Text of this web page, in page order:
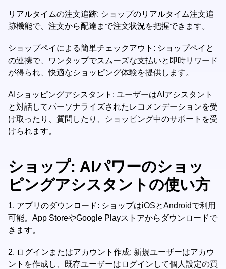
リアルタイムの注文追跡: ショップのリアルタイム注文追
跡機能で、注文から配達まで注文状況を把握できます。
ショップペイによる簡単チェックアウト: ショップペイと
の連携で、ワンタップでスムーズな支払いと即時リワード
が得られ、快適なショッピング体験を提供します。
AIショッピングアシスタント: ユーザーはAIアシスタント
と対話してパーソナライズされたレコメンデーションを受
け取ったり、質問したり、ショッピング中のサポートを受
けられます。
ショップ: AIパワーのショッ
ピングアシスタントの使い方
1. アプリのダウンロード: ショップはiOSとAndroidで利用
可能。App StoreやGoogle Playストアからダウンロードで
きます。
2. ログインまたはアカウント作成: 新規ユーザーはアカウ
ントを作成し、既存ユーザーはログインして個人設定の買